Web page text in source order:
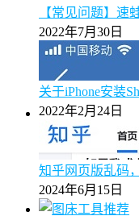
【常见问题】速
2022年7月30日
关于iPhone安装
2022年2月24日
知乎网页版乱码
2024年6月15日